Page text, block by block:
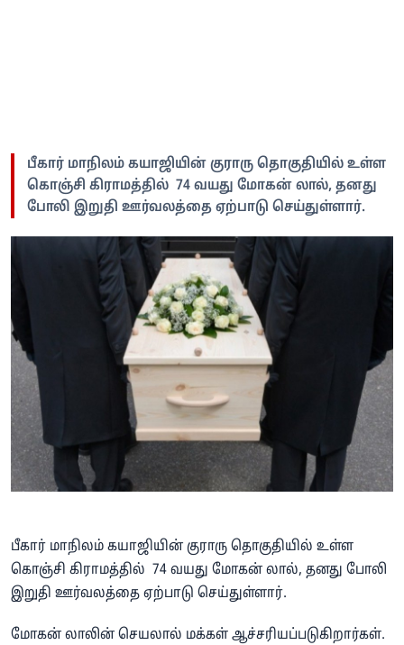
பீகார் மாநிலம் கயாஜியின் குராரு தொகுதியில் உள்ள
கொஞ்சி கிராமத்தில் 74 வயது மோகன் லால், தனது
போலி இறுதி ஊர்வலத்தை ஏற்பாடு செய்துள்ளார்.
பீகார் மாநிலம் கயாஜியின் குராரு தொகுதியில் உள்ள
கொஞ்சி கிராமத்தில் 74 வயது மோகன் லால், தனது போலி
இறுதி ஊர்வலத்தை ஏற்பாடு செய்துள்ளார்.
மோகன் லாலின் செயலால் மக்கள் ஆச்சரியப்படுகிறார்கள்.